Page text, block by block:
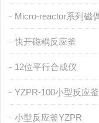
快开磁耦反应釜
12位平行合成仪
YZPR-100小型反应釜
小型反应釜YZPR